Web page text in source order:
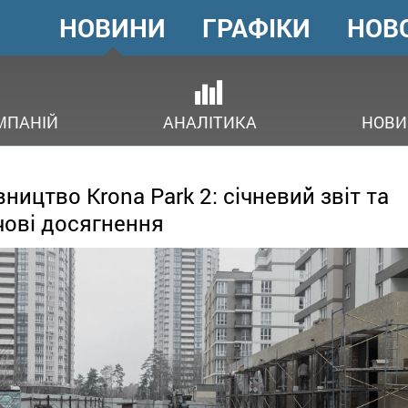
ГОЛОВНЕ
МЕНЮ
НОВИНИ
АНАЛІТИКА
ГРАФІКИ
Krona Park 2: січневий звіт та
досягнення